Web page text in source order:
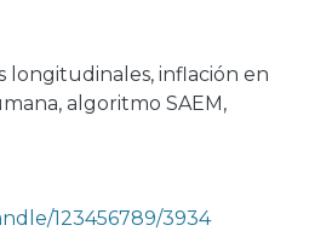
longitudinales, inflación en
, algoritmo SAEM,
123456789/3934